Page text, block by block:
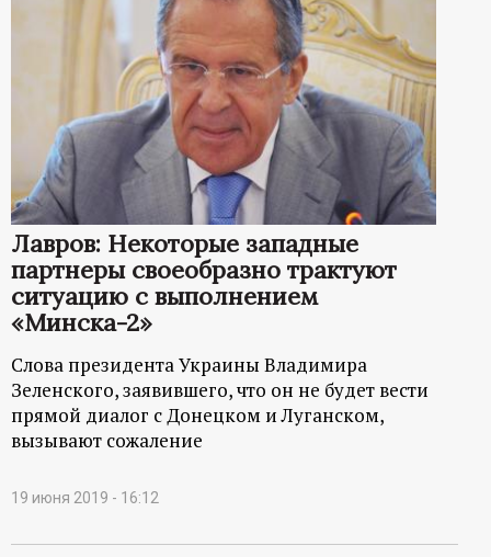
Лавров: Некоторые западные
партнеры своеобразно трактуют
ситуацию с выполнением
«Минска-2»
Слова президента Украины Владимира
Зеленского, заявившего, что он не будет вести
прямой диалог с Донецком и Луганском,
вызывают сожаление
19 июня 2019 - 16:12